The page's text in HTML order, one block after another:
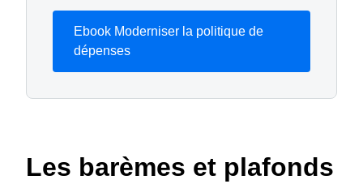
Ebook Moderniser la politique de
dépenses
Les barèmes et plafonds